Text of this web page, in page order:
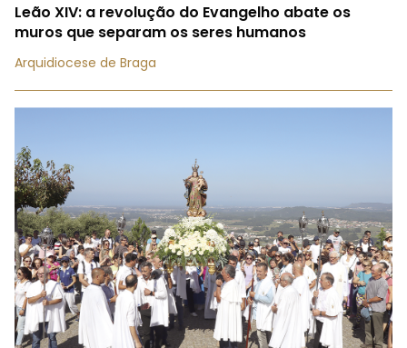
Leão XIV: a revolução do Evangelho abate os
muros que separam os seres humanos
Arquidiocese de Braga